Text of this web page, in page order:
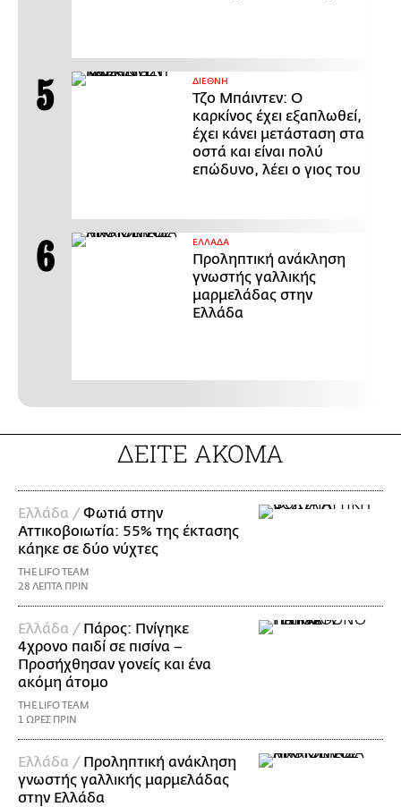
ΔΙΕΘΝΗ
Τζο Μπάιντεν: Ο
καρκίνος έχει εξαπλωθεί,
έχει κάνει μετάσταση στα
οστά και είναι πολύ
επώδυνο, λέει ο γιος του
ΕΛΛΑΔΑ
Προληπτική ανάκληση
γνωστής γαλλικής
μαρμελάδας στην
Ελλάδα
ΔΕΙΤΕ ΑΚΟΜΑ
Ελλάδα /Φωτιά στην
Αττικοβοιωτία: 55% της έκτασης
κάηκε σε δύο νύχτες
THE LIFO TEAM
28 ΛΕΠΤΑ ΠΡΙΝ
Ελλάδα / Πάρος: Πνίγηκε
4χρονο παιδί σε πισίνα –
Προσήχθησαν γονείς και ένα
ακόμη άτομο
THE LIFO TEAM
1 ΩΡΕΣ ΠΡΙΝ
Ελλάδα / Προληπτική ανάκληση
γνωστής γαλλικής μαρμελάδας
στην Ελλάδα